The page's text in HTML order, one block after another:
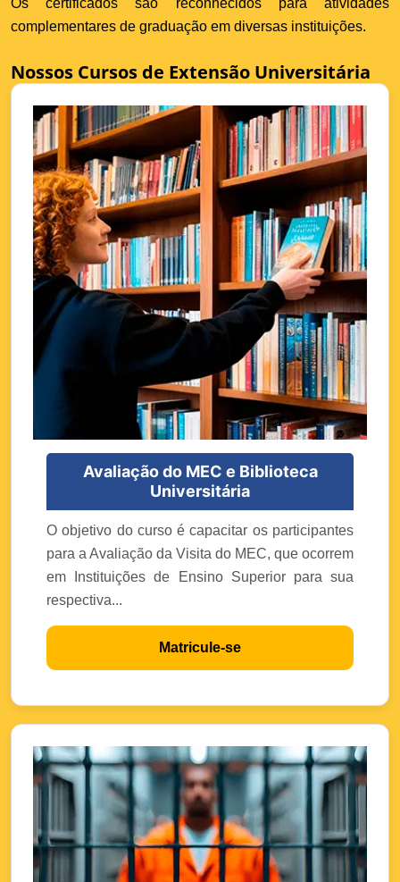
Os certificados são reconhecidos para atividades
complementares de graduação em diversas instituições.
Nossos Cursos de Extensão Universitária
Avaliação do MEC e Biblioteca
Universitária
O objetivo do curso é capacitar os participantes
para a Avaliação da Visita do MEC, que ocorrem
em Instituições de Ensino Superior para sua
respectiva...
Matricule-se